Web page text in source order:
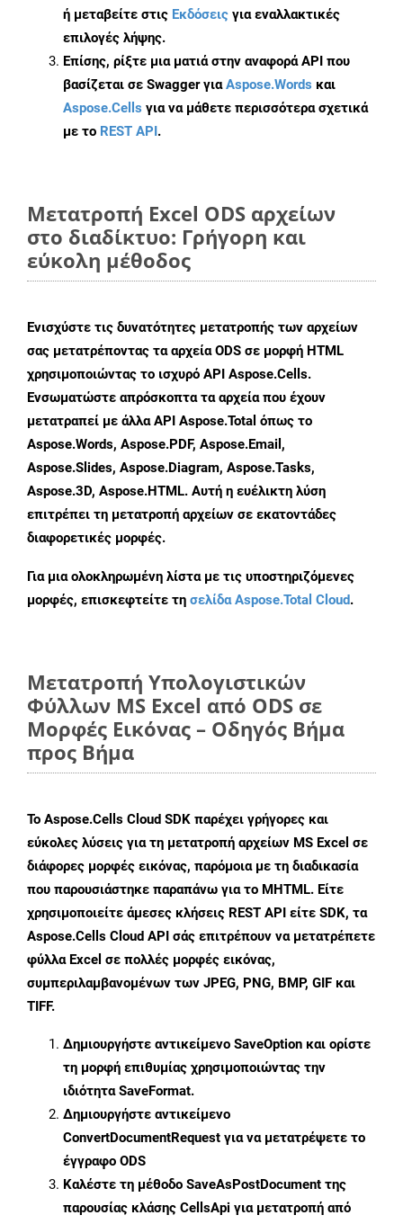
ή μεταβείτε στις Εκδόσεις για εναλλακτικές
επιλογές λήψης.
Επίσης, ρίξτε μια ματιά στην αναφορά API που
βασίζεται σε Swagger γιαAspose.Words και
Aspose.Cells για να μάθετε περισσότερα σχετικά
με το REST API.
Μετατροπή Excel ODS αρχείων
στο διαδίκτυο: Γρήγορη και
εύκολη μέθοδος
Ενισχύστε τις δυνατότητες μετατροπής των αρχείων
σας μετατρέποντας τα αρχεία ODS σε μορφή HTML
χρησιμοποιώντας το ισχυρό API Aspose.Cells.
Ενσωματώστε απρόσκοπτα τα αρχεία που έχουν
μετατραπεί με άλλα API Aspose.Total όπως το
Aspose.Words, Aspose.PDF, Aspose.Email,
Aspose.Slides, Aspose.Diagram, Aspose.Tasks,
Aspose.3D, Aspose.HTML. Αυτή η ευέλικτη λύση
επιτρέπει τη μετατροπή αρχείων σε εκατοντάδες
διαφορετικές μορφές.
Για μια ολοκληρωμένη λίστα με τις υποστηριζόμενες
μορφές, επισκεφτείτε τη σελίδα Aspose.Total Cloud.
Μετατροπή Υπολογιστικών
Φύλλων MS Excel από ODS σε
Μορφές Εικόνας – Οδηγός Βήμα
προς Βήμα
Το Aspose.Cells Cloud SDK παρέχει γρήγορες και
εύκολες λύσεις για τη μετατροπή αρχείων MS Excel σε
διάφορες μορφές εικόνας, παρόμοια με τη διαδικασία
που παρουσιάστηκε παραπάνω για το MHTML. Είτε
χρησιμοποιείτε άμεσες κλήσεις REST API είτε SDK, τα
Aspose.Cells Cloud API σάς επιτρέπουν να μετατρέπετε
φύλλα Excel σε πολλές μορφές εικόνας,
συμπεριλαμβανομένων των JPEG, PNG, BMP, GIF και
TIFF.
Δημιουργήστε αντικείμενο SaveOption και ορίστε
τη μορφή επιθυμίας χρησιμοποιώντας την
ιδιότηταSaveFormat.
Δημιουργήστε αντικείμενο
ConvertDocumentRequest για να μετατρέψετε το
έγγραφο ODS
Καλέστε τη μέθοδο SaveAsPostDocument της
παρουσίας κλάσης CellsApi για μετατροπή από